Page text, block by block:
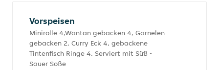
Vorspeisen
Minirolle 4,Wantan gebacken 4, Garnelen
gebacken 2, Curry Eck 4, gebackene
Tintenfisch Ringe 4. Serviert mit Süß -
Sauer Soße